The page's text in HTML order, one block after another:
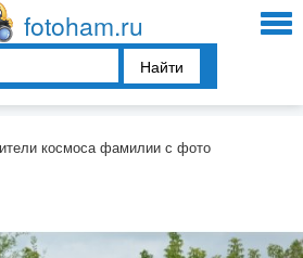
fotoham.ru
Найти
космоса фамилии с фото